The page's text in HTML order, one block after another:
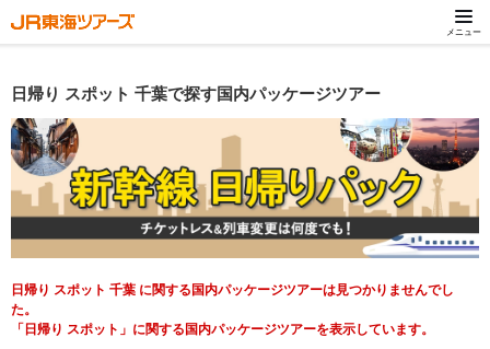
メニュー
日帰り スポット 千葉で探す国内パッケージツアー
日帰り スポット 千葉 に関する国内パッケージツアーは見つかりませんでし
た。
「日帰り スポット」に関する国内パッケージツアーを表示しています。